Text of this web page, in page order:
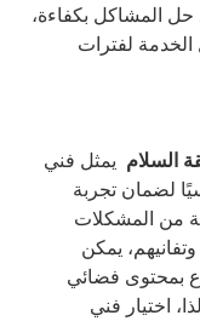
حل المشاكل بكفاءة،
لفترات
السلام يمثل فني
لضمان تجربة
من المشكلات
يمكن
بمحتوى فضائي
اختيار فني